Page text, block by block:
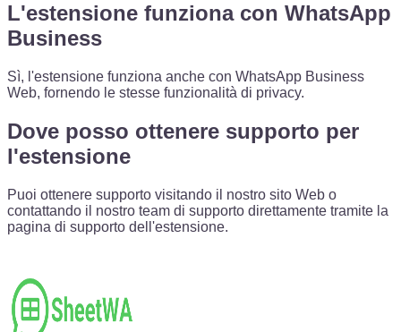
L'estensione funziona con WhatsApp
Business
Sì, l'estensione funziona anche con WhatsApp Business
Web, fornendo le stesse funzionalità di privacy.
Dove posso ottenere supporto per
l'estensione
Puoi ottenere supporto visitando il nostro sito Web o
contattando il nostro team di supporto direttamente tramite la
pagina di supporto dell'estensione.